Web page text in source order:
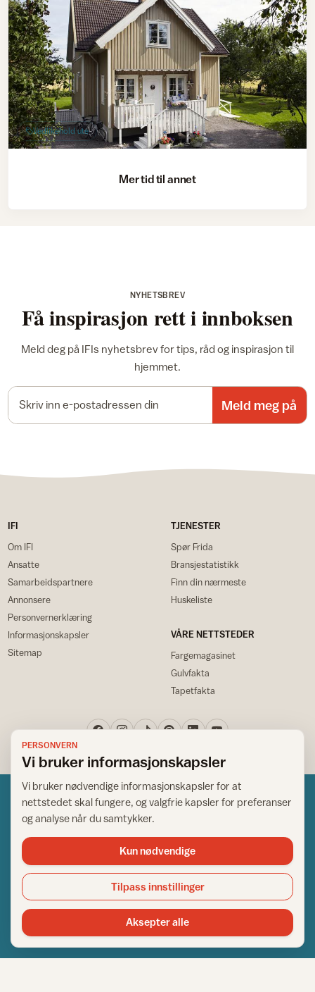
Vedlikehold ute
Mer tid til annet
NYHETSBREV
Få inspirasjon rett i innboksen
Meld deg på IFIs nyhetsbrev for tips, råd og inspirasjon til
hjemmet.
Meld meg på
IFI
Om IFI
Ansatte
Samarbeidspartnere
Annonsere
Personvernerklæring
Informasjonskapsler
Sitemap
TJENESTER
Spør Frida
Bransjestatistikk
Finn din nærmeste
Huskeliste
VÅRE NETTSTEDER
Fargemagasinet
Gulvfakta
Tapetfakta
Norsk råd for hjem og bygg
Copyright © 1995-2026. All Rights Reserved.
Ansvarlig redaktør: Helge Bod Vangen
Utgiver: IFI - Norsk råd for hjem og bygg
PERSONVERN
Vi bruker informasjonskapsler
Vi bruker nødvendige informasjonskapsler for at
nettstedet skal fungere, og valgfrie kapsler for preferanser
og analyse når du samtykker.
Kun nødvendige
Tilpass innstillinger
Aksepter alle